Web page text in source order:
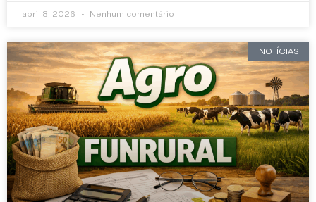
abril 8, 2026 Nenhum comentário
NOTÍCIAS